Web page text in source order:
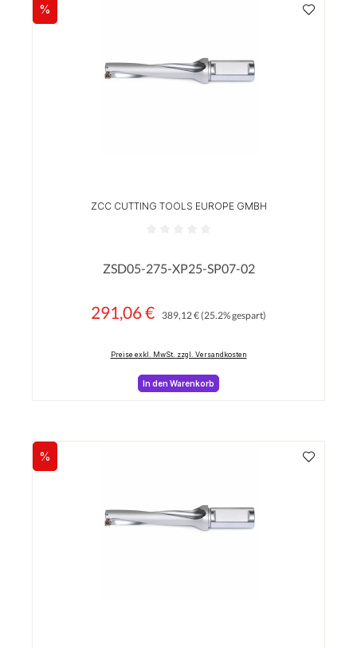
Rabatt
%
ZCC CUTTING TOOLS EUROPE GMBH
ZSD05-275-XP25-SP07-02
Verkaufspreis:
291,06 € 389,12 €(25.2% gespart)
Preise exkl. MwSt. zzgl. Versandkosten
In den Warenkorb
Rabatt
%